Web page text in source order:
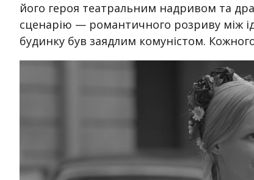
його героя театральним надривом та
сценарію — романтичного розриву між
будинку був заядлим комуністом.